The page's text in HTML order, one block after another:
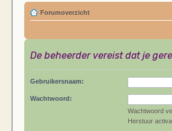
Forumoverzicht
De beheerder vereist dat je
Gebruikersnaam:
Wachtwoord:
Wachtwoord
Herstuur